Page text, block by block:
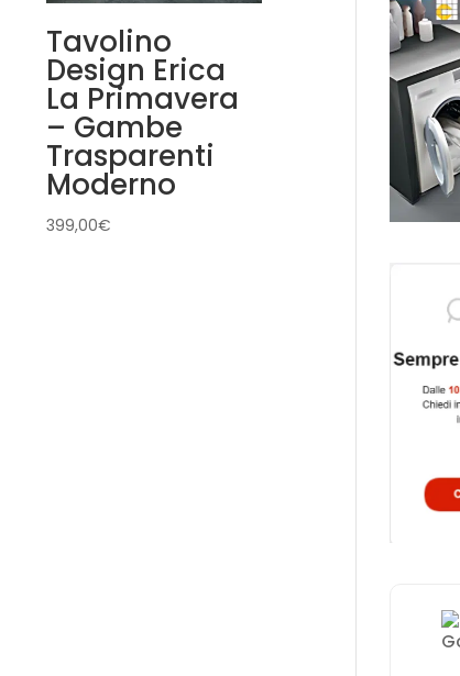
Tavolino
Design Erica
La Primavera
– Gambe
Trasparenti
Moderno
399,00€